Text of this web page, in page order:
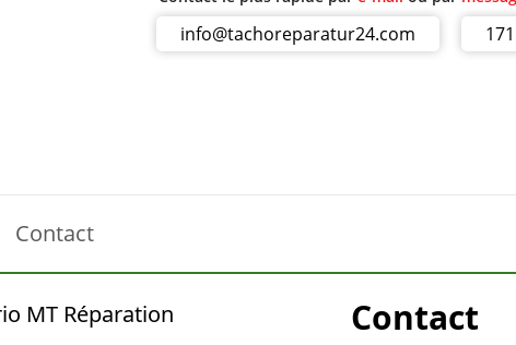
info@tachoreparatur24.com
Contact
MT Réparation
Contact